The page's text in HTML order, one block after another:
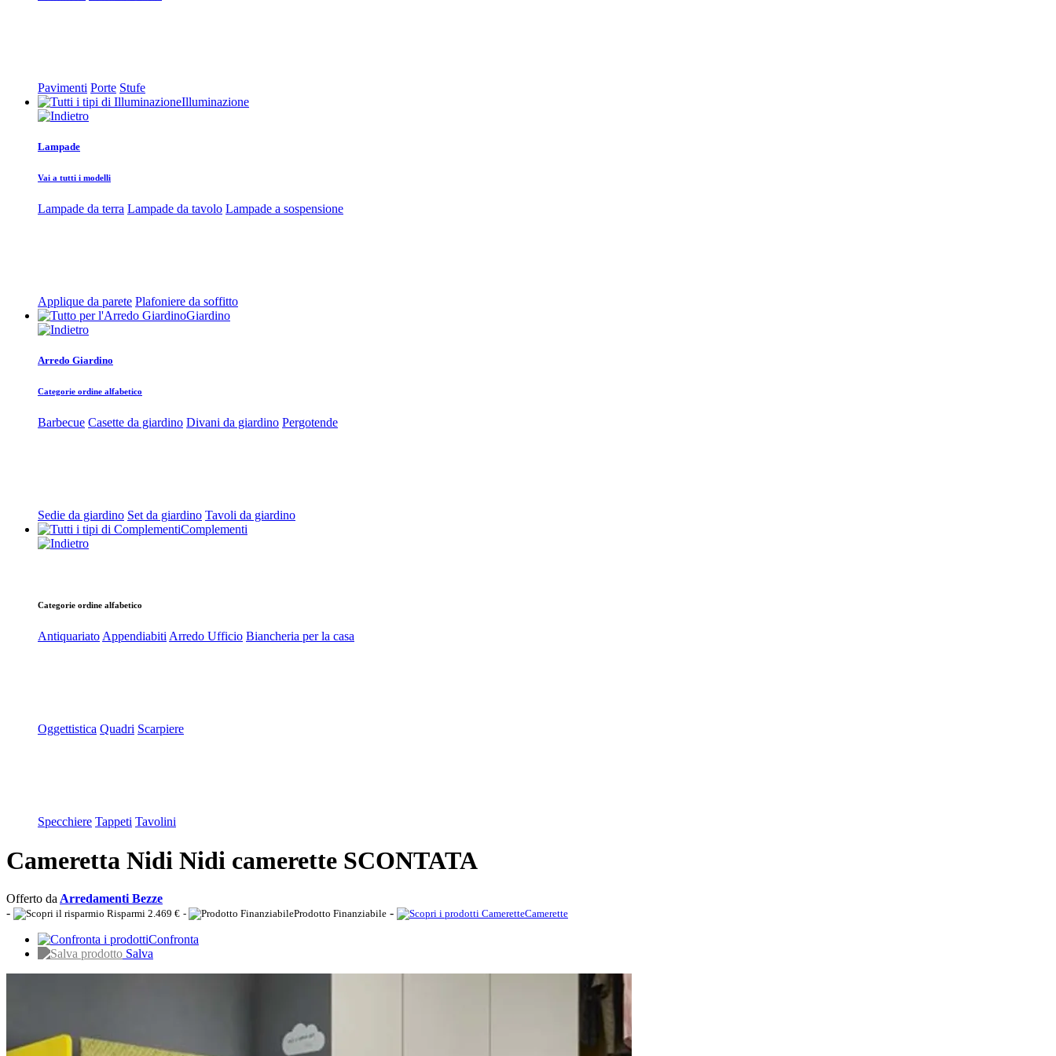
Pavimenti Porte Stufe
Illuminazione
Lampade
Vai a tutti i modelli
Lampade da terra Lampade da tavolo Lampade a sospensione
Applique da parete Plafoniere da soffitto
Giardino
Arredo Giardino
Categorie ordine alfabetico
Barbecue Casette da giardino Divani da giardino Pergotende
Sedie da giardino Set da giardino Tavoli da giardino
Complementi
Categorie ordine alfabetico
Antiquariato Appendiabiti Arredo Ufficio Biancheria per la casa
Oggettistica Quadri Scarpiere
Specchiere Tappeti Tavolini
Cameretta Nidi Nidi camerette SCONTATA
Offerto da Arredamenti Bezze
-
Risparmi 2.469 € - Prodotto Finanziabile - Camerette
Confronta
Salva